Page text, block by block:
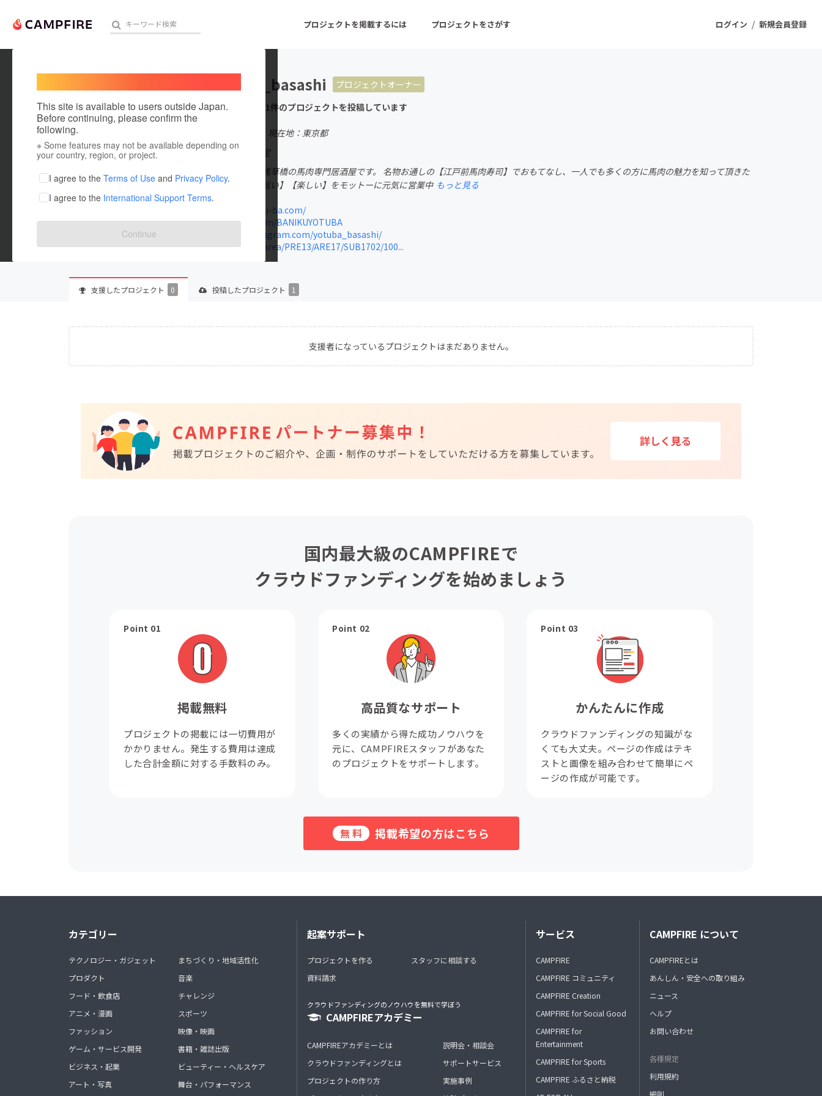
ログイン / 新規会員登録
プロジェクトを掲載するには プロジェクトをさがす
人気のプロジェクト 注目のリターン 注目の新着プロジェクト
アート・写真
テクノロジー・ガジェット
ゲーム・サービス開発 フード・飲食店
ファッション
映像・映画
ビジネス・起業
チャレンジ
まちづくり・地域活性化
CAMPFIRE for Social Good
This site is available to users outside Japan.
Before continuing, please confirm the
following.
※ Some features may not be available depending on
your country, region, or project.
I agree to the Terms of Use and Privacy Policy.
I agree to the International Support Terms.
Continue
yotuba_basashi
プロジェクトオーナー
これまでに1件のプロジェクトを投稿しています
現在地：東京都
出身国：未設定
東京都台東区浅草橋の馬肉専門居酒屋です。 名物お通しの【江戸前馬肉寿司】でおもてなし、一人でも多くの方に馬肉の魅力を知って頂きた
く【安い】【旨い】【楽しい】をモットーに元気に営業中 もっと見る
www.yo-tu-ba.com/
twitter.com/BANIKUYOTUBA
www.instagram.com/yotuba_basashi/
retty.me/area/PRE13/ARE17/SUB1702/100...
支援したプロジェクト 0 投稿したプロジェクト 1
支援者になっているプロジェクトはまだありません。
国内最大級のCAMPFIREで
クラウドファンディングを始めましょう
Point 01
掲載無料
プロジェクトの掲載には一切費用が
かかりません。発生する費用は達成
した合計金額に対する手数料のみ。
Point 02
高品質なサポート
多くの実績から得た成功ノウハウを
元に、CAMPFIREスタッフがあなた
のプロジェクトをサポートします。
Point 03
かんたんに作成
クラウドファンディングの知識がな
くても大丈夫。ページの作成はテキ
ストと画像を組み合わせて簡単にペ
ージの作成が可能です。
無料 掲載希望の方はこちら
カテゴリー
テクノロジー・ガジェット
プロダクト
フード・飲食店
アニメ・漫画
ファッション
ゲーム・サービス開発
ビジネス・起業
アート・写真
まちづくり・地域活性化
音楽
チャレンジ
スポーツ
映像・映画
書籍・雑誌出版
ビューティー・ヘルスケア
舞台・パフォーマンス
起案サポート
プロジェクトを作る
資料請求
スタッフに相談する
クラウドファンディングのノウハウを無料で学ぼう
CAMPFIREアカデミー
CAMPFIREアカデミーとは
クラウドファンディングとは
プロジェクトの作り方
説明会・相談会
サポートサービス
実施事例
サービス
CAMPFIRE
CAMPFIRE コミュニティ
CAMPFIRE Creation
CAMPFIRE for Social Good
CAMPFIRE for
Entertainment
CAMPFIRE for Sports
CAMPFIRE ふるさと納税
CAMPFIRE について
CAMPFIREとは
あんしん・安全への取り組み
ニュース
ヘルプ
お問い合わせ
各種規定
利用規約